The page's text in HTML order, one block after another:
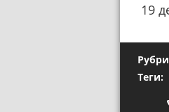
19
Теги: